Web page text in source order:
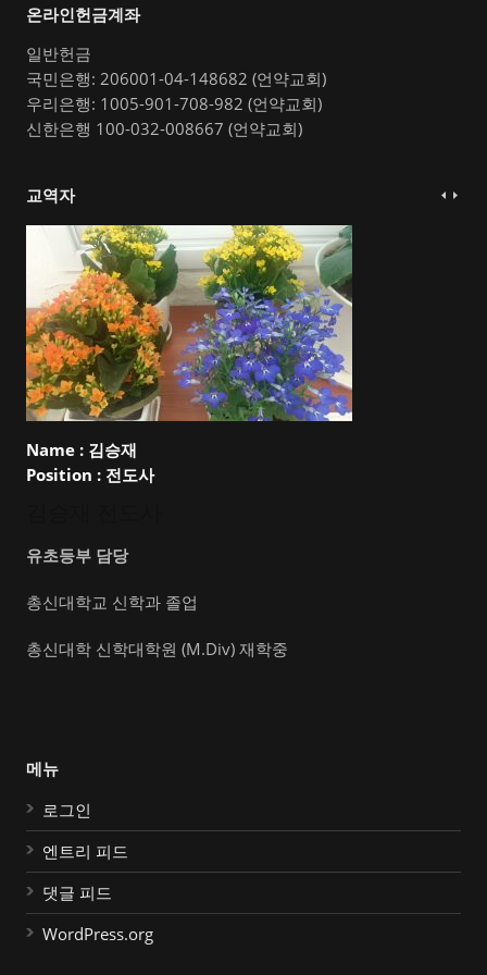
온라인헌금계좌
일반헌금
국민은행: 206001-04-148682 (언약교회)
우리은행: 1005-901-708-982 (언약교회)
신한은행 100-032-008667 (언약교회)
교역자
Name : 김승재
Position : 전도사
유초등부 담당
총신대학교 신학과 졸업
총신대학 신학대학원 (M.Div) 재학중
메뉴
로그인
엔트리 피드
댓글 피드
WordPress.org